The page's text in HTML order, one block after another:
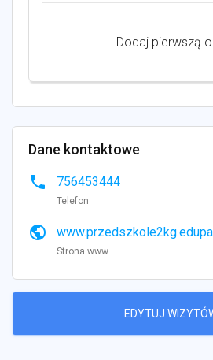
Dodaj pierwszą
Dane kontaktowe
phone 756453444
Telefon
public
Strona www
EDYTUJ